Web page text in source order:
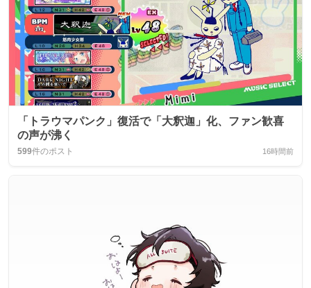
「トラウマパンク」復活で「大釈迦」化、ファン歓喜
の声が沸く
599件のポスト 16時間前